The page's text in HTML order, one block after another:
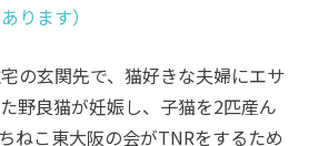
ります）
の玄関先で、猫好きな夫婦にエサ
野良猫が妊娠し、子猫を2匹産ん
ねこ東大阪の会がTNRをするため